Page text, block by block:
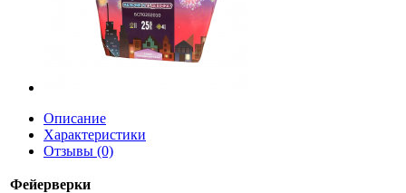
Описание
Характеристики
Отзывы (0)
Фейерверки